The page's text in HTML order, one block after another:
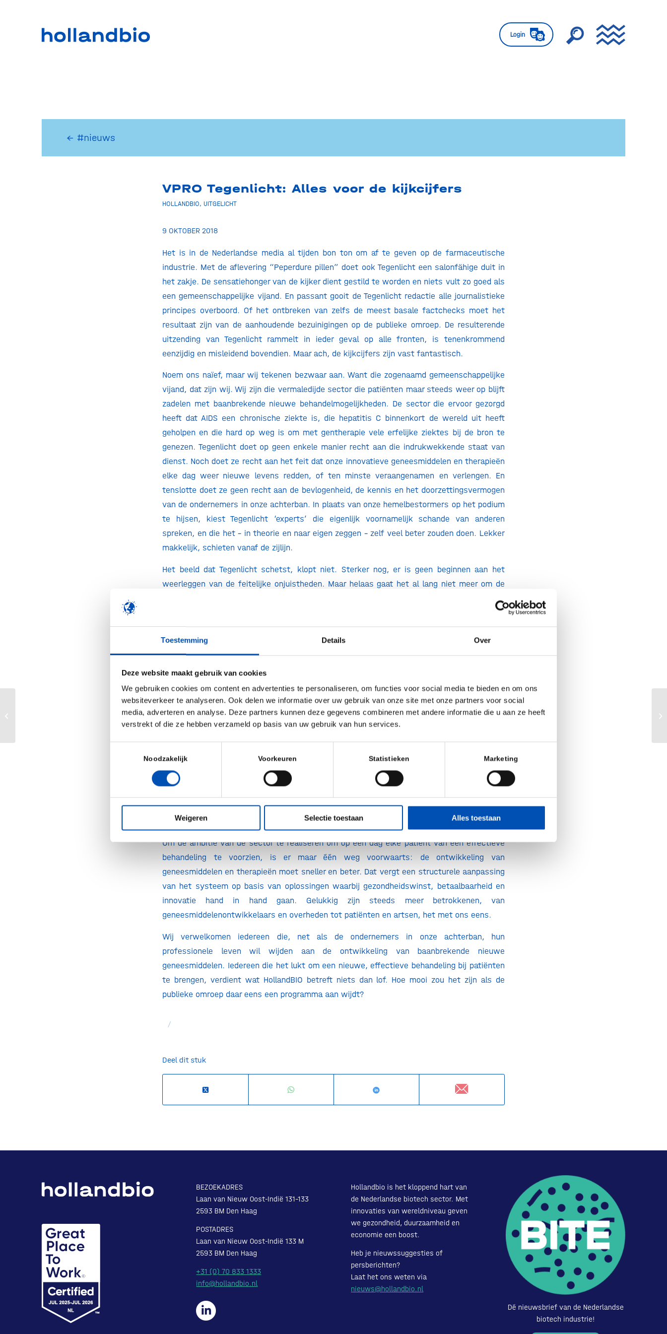
Toestemming Details Over
Deze website maakt gebruik van cookies
We gebruiken cookies om content en advertenties te personaliseren, om functies voor social media te bieden en om ons
websiteverkeer te analyseren. Ook delen we informatie over uw gebruik van onze site met onze partners voor social
media, adverteren en analyse. Deze partners kunnen deze gegevens combineren met andere informatie die u aan ze heeft
verstrekt of die ze hebben verzameld op basis van uw gebruik van hun services.
Noodzakelijk Voorkeuren Statistieken Marketing
Weigeren Selectie toestaan Alles toestaan
Login
← #nieuws
VPRO Tegenlicht: Alles voor de kijkcijfers
HOLLANDBIO, UITGELICHT
9 OKTOBER 2018
Het is in de Nederlandse media al tijden bon ton om af te geven op de farmaceutische
industrie. Met de aflevering “Peperdure pillen” doet ook Tegenlicht een salonfähige duit in
het zakje. De sensatiehonger van de kijker dient gestild te worden en niets vult zo goed als
een gemeenschappelijke vijand. En passant gooit de Tegenlicht redactie alle journalistieke
principes overboord. Of het ontbreken van zelfs de meest basale factchecks moet het
resultaat zijn van de aanhoudende bezuinigingen op de publieke omroep. De resulterende
uitzending van Tegenlicht rammelt in ieder geval op alle fronten, is tenenkrommend
eenzijdig en misleidend bovendien. Maar ach, de kijkcijfers zijn vast fantastisch.
Noem ons naïef, maar wij tekenen bezwaar aan. Want die zogenaamd gemeenschappelijke
vijand, dat zijn wij. Wij zijn die vermaledijde sector die patiënten maar steeds weer op blijft
zadelen met baanbrekende nieuwe behandelmogelijkheden. De sector die ervoor gezorgd
heeft dat AIDS een chronische ziekte is, die hepatitis C binnenkort de wereld uit heeft
geholpen en die hard op weg is om met gentherapie vele erfelijke ziektes bij de bron te
genezen. Tegenlicht doet op geen enkele manier recht aan die indrukwekkende staat van
dienst. Noch doet ze recht aan het feit dat onze innovatieve geneesmiddelen en therapieën
elke dag weer nieuwe levens redden, of ten minste veraangenamen en verlengen. En
tenslotte doet ze geen recht aan de bevlogenheid, de kennis en het doorzettingsvermogen
van de ondernemers in onze achterban. In plaats van onze hemelbestormers op het podium
te hijsen, kiest Tegenlicht ‘experts’ die eigenlijk voornamelijk schande van anderen
spreken, en die het – in theorie en naar eigen zeggen – zelf veel beter zouden doen. Lekker
makkelijk, schieten vanaf de zijlijn.
Het beeld dat Tegenlicht schetst, klopt niet. Sterker nog, er is geen beginnen aan het
weerleggen van de feitelijke onjuistheden. Maar helaas gaat het al lang niet meer om de
feiten. Nederland kan de nieuwe innovaties nog steeds betalen. De uitgaven aan
geneesmiddelen zijn al jarenlang stabiel en bedragen om en nabij de 8% van de totale
zorguitgaven. Ieder jaar verlopen patenten van geneesmiddelen, waarna de markt zijn werk
doet, concurrentie optreedt en de prijs van diezelfde geneesmiddelen keldert. Het
resultaat: patiënten hebben tot in lengte van dagen baat van betaalbare, effectieve
geneesmiddelen. En intussen werkt onze achterban onverminderd hard door aan
geneesmiddelen voor al die mensen die nog staan te springen om een behandeling. Laten
we dan ook vooral pleiten voor meer budget voor geneesmiddelen, in plaats van tevreden
te constateren dat de uitgaven stabiel zijn.
ongeveer 150 miljard dollar in de ontwikkeling van nieuwe geneesmiddelen investeren. Het
resultaat is pover: jaarlijks worden tussen de 25 en 50 nieuwe geneesmiddelen
astronomische bedragen de sector in te pompen. Zodat de innovatiemotor kan blijven
draaien. Dat lijkt een onhoudbaar systeem.
Om de ambitie van de sector te realiseren om op een dag elke patiënt van een effectieve
behandeling te voorzien, is er maar één weg voorwaarts: de ontwikkeling van
geneesmiddelen en therapieën moet sneller en beter. Dat vergt een structurele aanpassing
van het systeem op basis van oplossingen waarbij gezondheidswinst, betaalbaarheid en
innovatie hand in hand gaan. Gelukkig zijn steeds meer betrokkenen, van
geneesmiddelenontwikkelaars en overheden tot patiënten en artsen, het met ons eens.
Wij verwelkomen iedereen die, net als de ondernemers in onze achterban, hun
professionele leven wil wijden aan de ontwikkeling van baanbrekende nieuwe
geneesmiddelen. Iedereen die het lukt om een nieuwe, effectieve behandeling bij patiënten
te brengen, verdient wat HollandBIO betreft niets dan lof. Hoe mooi zou het zijn als de
publieke omroep daar eens een programma aan wijdt?
/
Deel dit stuk
BEZOEKADRES
Laan van Nieuw Oost-Indië 131-133
2593 BM Den Haag
POSTADRES
Laan van Nieuw Oost-Indië 133 M
2593 BM Den Haag
+31 (0) 70 833 1333
info@hollandbio.nl
Hollandbio is het kloppend hart van
de Nederlandse biotech sector. Met
innovaties van wereldniveau geven
we gezondheid, duurzaamheid en
economie een boost.
Heb je nieuwssuggesties of
persberichten?
Laat het ons weten via
nieuws@hollandbio.nl
Dé nieuwsbrief van de Nederlandse
biotech industrie!